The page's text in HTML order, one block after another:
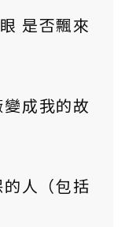
是否飄來
成我的故
人（包括